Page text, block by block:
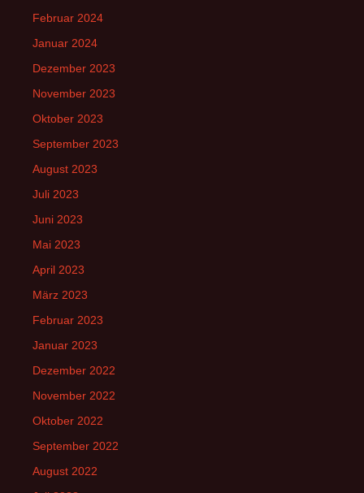
Februar 2024
Januar 2024
Dezember 2023
November 2023
Oktober 2023
September 2023
August 2023
Juli 2023
Juni 2023
Mai 2023
April 2023
März 2023
Februar 2023
Januar 2023
Dezember 2022
November 2022
Oktober 2022
September 2022
August 2022